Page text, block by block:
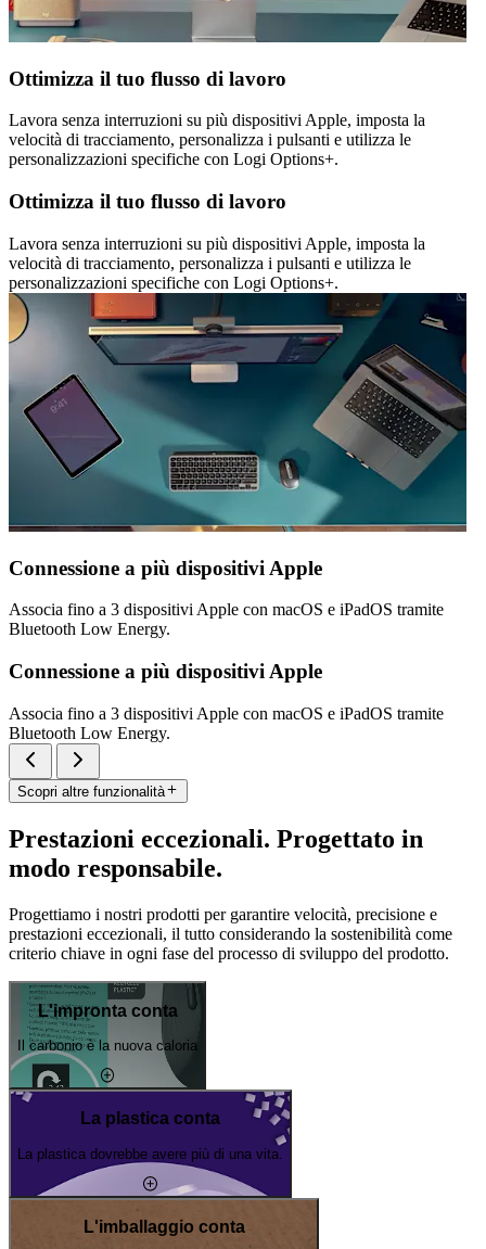
Ottimizza il tuo flusso di lavoro
Lavora senza interruzioni su più dispositivi Apple, imposta la
velocità di tracciamento, personalizza i pulsanti e utilizza le
personalizzazioni specifiche con Logi Options+.
Ottimizza il tuo flusso di lavoro
Lavora senza interruzioni su più dispositivi Apple, imposta la
velocità di tracciamento, personalizza i pulsanti e utilizza le
personalizzazioni specifiche con Logi Options+.
Connessione a più dispositivi Apple
Associa fino a 3 dispositivi Apple con macOS e iPadOS tramite
Bluetooth Low Energy.
Connessione a più dispositivi Apple
Associa fino a 3 dispositivi Apple con macOS e iPadOS tramite
Bluetooth Low Energy.
Scopri altre funzionalità
Prestazioni eccezionali. Progettato in
modo responsabile.
Progettiamo i nostri prodotti per garantire velocità, precisione e
prestazioni eccezionali, il tutto considerando la sostenibilità come
criterio chiave in ogni fase del processo di sviluppo del prodotto.
L'impronta conta
Il carbonio è la nuova caloria
La plastica conta
La plastica dovrebbe avere più di una vita.
L'imballaggio conta